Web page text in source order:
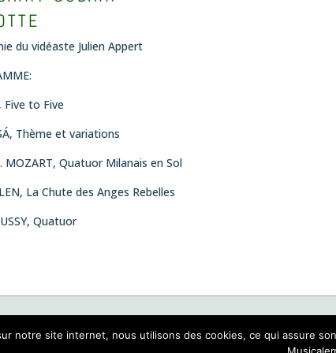
du vidéaste Julien Appert
Five to Five
Thème et variations
MOZART,Quatuor Milanais en Sol
La Chute des Anges Rebelles
Quatuor
AMIS PARTENAIRES POLITIQUE DE
notre site internet, nous utilisons des cookies, ce qui assure